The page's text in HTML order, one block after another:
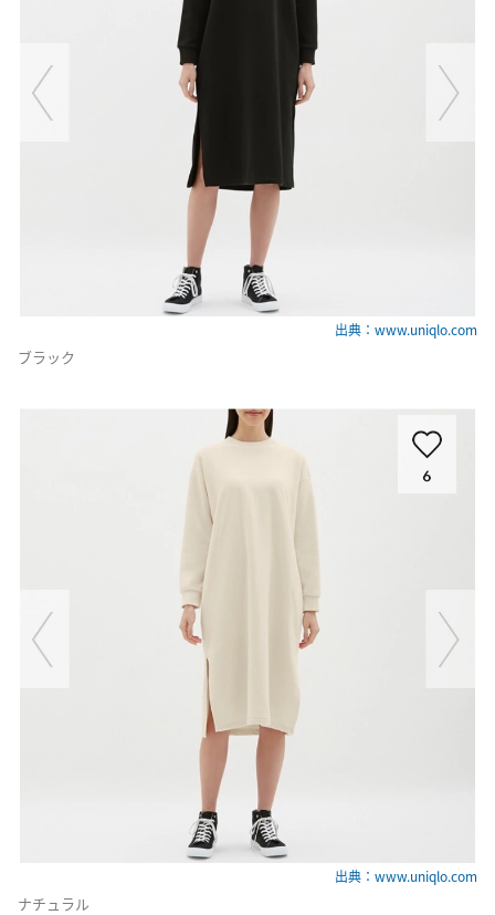
出典：www.uniqlo.com
ブラック
出典：www.uniqlo.com
ナチュラル